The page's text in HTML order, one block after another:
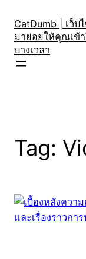
content
CatDumb | เว็
มาย่อยให้คุณเข้
บางเวลา
Tag: